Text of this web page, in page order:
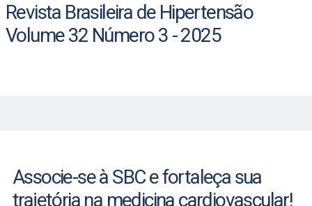
Revista Brasileira de Hipertensão
Volume 32 Número 3 - 2025
Associe-se à SBC e fortaleça sua
trajetória na medicina cardiovascular!